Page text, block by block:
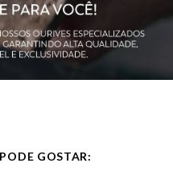
externo
GOSTAR: